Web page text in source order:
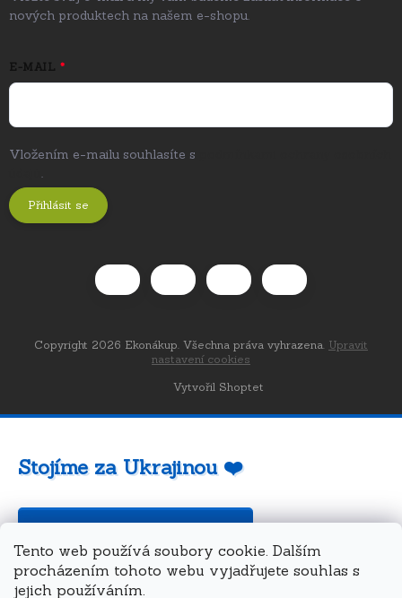
Tento web používá soubory cookie. Dalším
procházením tohoto webu vyjadřujete souhlas s
jejich používáním.
nových produktech na našem e-shopu.
E-MAIL
Vložením e-mailu souhlasíte s
.
Přihlásit se
Vytvořil Shoptet
Copyright 2026 Ekonákup. Všechna práva vyhrazena. Upravit
nastavení cookies
Stojíme za Ukrajinou ❤️